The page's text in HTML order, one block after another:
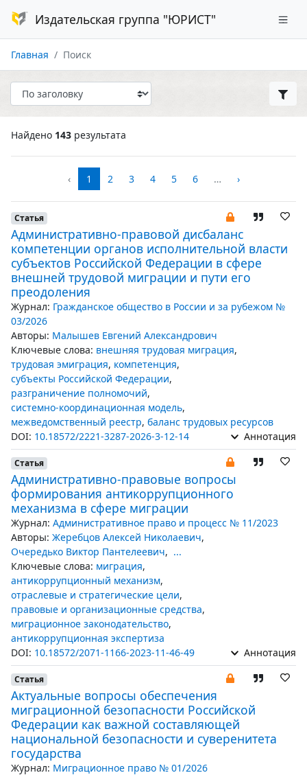
Издательская группа "ЮРИСТ"
Главная Поиск
Найдено 143 результата
‹ 1 2 3 4 5 6 … ›
Статья
Административно-правовой дисбаланс
компетенции органов исполнительной власти
субъектов Российской Федерации в сфере
внешней трудовой миграции и пути его
преодоления
Журнал: Гражданское общество в России и за рубежом №
03/2026
Авторы: Малышев Евгений Александрович
Ключевые слова: внешняя трудовая миграция,
трудовая эмиграция, компетенция,
субъекты Российской Федерации,
разграничение полномочий,
системно-координационная модель,
межведомственный реестр, баланс трудовых ресурсов
DOI: 10.18572/2221-3287-2026-3-12-14 Аннотация
Статья
Административно-правовые вопросы
формирования антикоррупционного
механизма в сфере миграции
Журнал: Административное право и процесс № 11/2023
Авторы: Жеребцов Алексей Николаевич,
Очередько Виктор Пантелеевич, ...
Ключевые слова: миграция,
антикоррупционный механизм,
отраслевые и стратегические цели,
правовые и организационные средства,
миграционное законодательство,
антикоррупционная экспертиза
DOI: 10.18572/2071-1166-2023-11-46-49 Аннотация
Статья
Актуальные вопросы обеспечения
миграционной безопасности Российской
Федерации как важной составляющей
национальной безопасности и суверенитета
государства
Журнал: Миграционное право № 01/2026